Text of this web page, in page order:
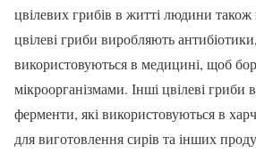
цвілевих грибів в житті людини
цвілеві гриби виробляють
використовуються в медицині, щоб
мікроорганізмами. Інші цвілеві гриби
ферменти, які використовуються в
для виготовлення сирів та інших